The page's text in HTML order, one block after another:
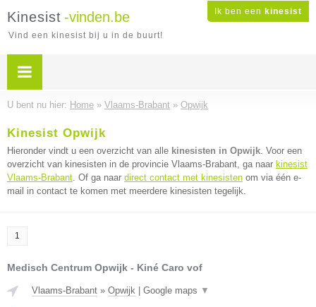
Ik ben een kinesist
Kinesist -vinden.be
Vind een kinesist bij u in de buurt!
U bent nu hier: Home » Vlaams-Brabant » Opwijk
Kinesist Opwijk
Hieronder vindt u een overzicht van alle kinesisten in Opwijk. Voor een
overzicht van kinesisten in de provincie Vlaams-Brabant, ga naar kinesist
Vlaams-Brabant. Of ga naar direct contact met kinesisten om via één e-
mail in contact te komen met meerdere kinesisten tegelijk.
1
Medisch Centrum Opwijk - Kiné Caro vof
Vlaams-Brabant » Opwijk Google maps ▼